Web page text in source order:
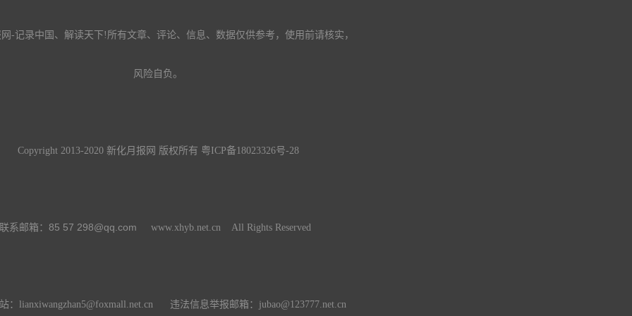
-记录中国、解读天下!所有文章、评论、信息、数据仅供参考，使用前请核实，
风险自负。
Copyright 2013-2020 新化月报网 版权所有 粤ICP备18023326号-28
联系邮箱： 85 57 298@qq.com www.xhyb.net.cn All Rights Reserved
：lianxiwangzhan5@foxmall.net.cn 违法信息举报邮箱： jubao@123777.net.cn